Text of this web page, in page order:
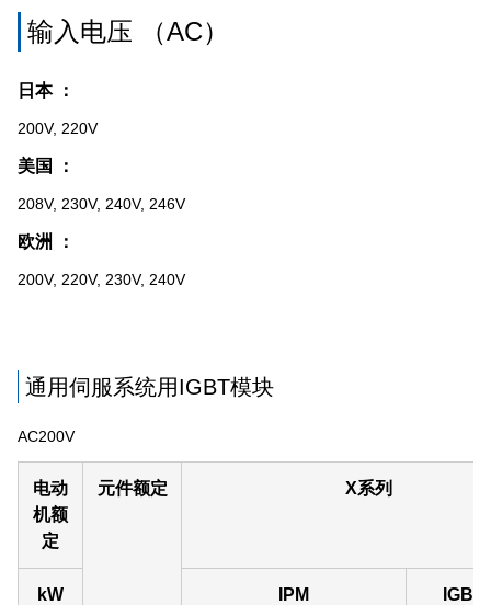
输入电压 （AC）
日本 ：
200V, 220V
美国 ：
208V, 230V, 240V, 246V
欧洲 ：
200V, 220V, 230V, 240V
通用伺服系统用IGBT模块
AC200V
电动
机额
定
元件额定 X系列
kW IPM IGBT